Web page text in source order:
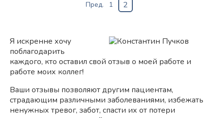
Пред. 1 2
Я искренне хочу
поблагодарить
каждого, кто оставил свой отзыв о моей работе и
работе моих коллег!
Ваши отзывы позволяют другим пациентам,
страдающим различными заболеваниями, избежать
ненужных тревог, забот, спасти их от потери